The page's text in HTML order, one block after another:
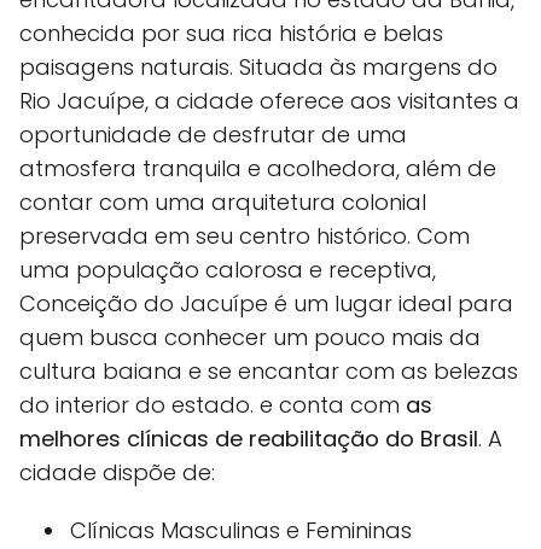
conhecida por sua rica história e belas
paisagens naturais. Situada às margens do
Rio Jacuípe, a cidade oferece aos visitantes a
oportunidade de desfrutar de uma
atmosfera tranquila e acolhedora, além de
contar com uma arquitetura colonial
preservada em seu centro histórico. Com
uma população calorosa e receptiva,
Conceição do Jacuípe é um lugar ideal para
quem busca conhecer um pouco mais da
cultura baiana e se encantar com as belezas
do interior do estado. e conta com as
melhores clínicas de reabilitação do Brasil. A
cidade dispõe de:
Clínicas Masculinas e Femininas